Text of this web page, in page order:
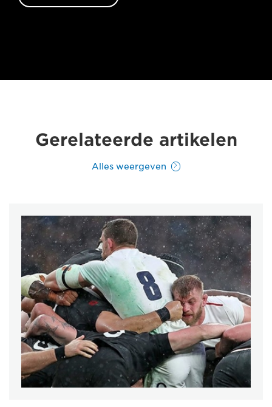
Gerelateerde artikelen
Alles weergeven